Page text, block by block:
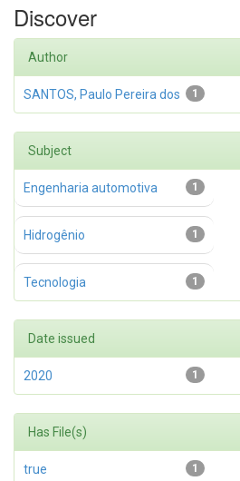
Discover
Author
1
SANTOS, Paulo Pereira dos
Subject
1
Engenharia automotiva
1
Hidrogênio
1
Tecnologia
Date issued
1
2020
Has File(s)
1
true